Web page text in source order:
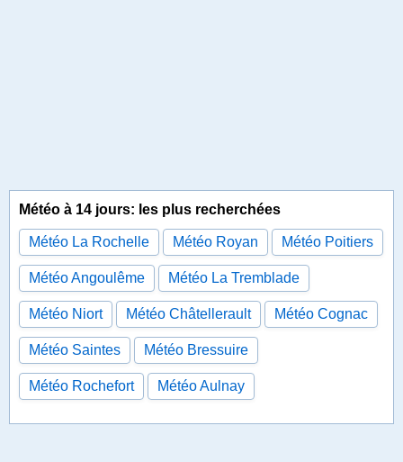
Météo à 14 jours: les plus recherchées
Météo La Rochelle Météo Royan Météo Poitiers
Météo Angoulême Météo La Tremblade
Météo Niort Météo Châtellerault Météo Cognac
Météo Saintes Météo Bressuire
Météo Rochefort Météo Aulnay